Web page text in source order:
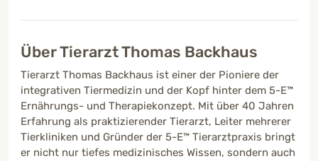
Über Tierarzt Thomas Backhaus
Tierarzt Thomas Backhaus ist einer der Pioniere der
integrativen Tiermedizin und der Kopf hinter dem 5-E™
Ernährungs- und Therapiekonzept. Mit über 40 Jahren
Erfahrung als praktizierender Tierarzt, Leiter mehrerer
Tierkliniken und Gründer der 5-E™ Tierarztpraxis bringt
er nicht nur tiefes medizinisches Wissen, sondern auch